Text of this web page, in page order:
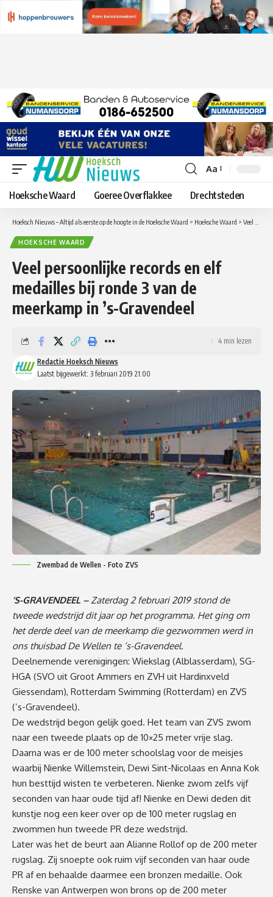
Lettergrootte
aanpassen
Aa
Hoeksche Waard Goeree Overflakkee Drechtsteden
Hoeksch Nieuws – Altijd als eerste op de hoogte in de Hoeksche Waard > Hoeksche Waard > Veel persoonlijke records en elf medailles bij ronde 3 van de meerkamp in ’s-Gravendeel
HOEKSCHE WAARD
Veel persoonlijke records en elf
medailles bij ronde 3 van de
meerkamp in ’s-Gravendeel
Laatst bijgewerkt: 3 februari 2019 21:00
Redactie Hoeksch Nieuws
4 min lezen
Zwembad de Wellen - Foto ZVS
’S-GRAVENDEEL –Zaterdag 2 februari 2019 stond de
tweede wedstrijd dit jaar op het programma. Het ging om
het derde deel van de meerkamp die gezwommen werd in
ons thuisbad De Wellen te ‘s-Gravendeel.
Deelnemende verenigingen: Wiekslag (Alblasserdam), SG-
HGA (SVO uit Groot Ammers en ZVH uit Hardinxveld
Giessendam), Rotterdam Swimming (Rotterdam) en ZVS
(’s-Gravendeel).
De wedstrijd begon gelijk goed. Het team van ZVS zwom
naar een tweede plaats op de 10×25 meter vrije slag.
Daarna was er de 100 meter schoolslag voor de meisjes
waarbij Nienke Willemstein, Dewi Sint-Nicolaas en Anna Kok
hun besttijd wisten te verbeteren. Nienke zwom zelfs vijf
seconden van haar oude tijd af! Nienke en Dewi deden dit
kunstje nog een keer over op de 100 meter rugslag en
zwommen hun tweede PR deze wedstrijd.
Later was het de beurt aan Alianne Rollof op de 200 meter
rugslag. Zij snoepte ook ruim vijf seconden van haar oude
PR af en behaalde daarmee een bronzen medaille. Ook
Renske van Antwerpen won brons op de 200 meter